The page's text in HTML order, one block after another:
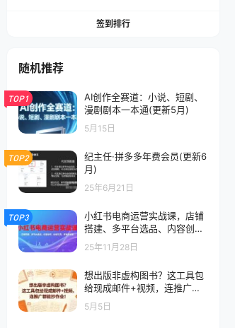
签到排行
随机推荐
TOP1
AI创作全赛道：小说、短剧、
漫剧剧本一本通(更新5月)
5月15日
TOP2
纪主任·拼多多年费会员(更新6
月)
25年6月21日
TOP3
小红书电商运营实战课，店铺
搭建、多平台选品、内容创
作、私域引流、多账号运营等
玩法
25年11月28日
想出版非虚构图书？这工具包
给现成邮件+视频，连推广都
能抄作业！【原创双语字幕】
5月5日